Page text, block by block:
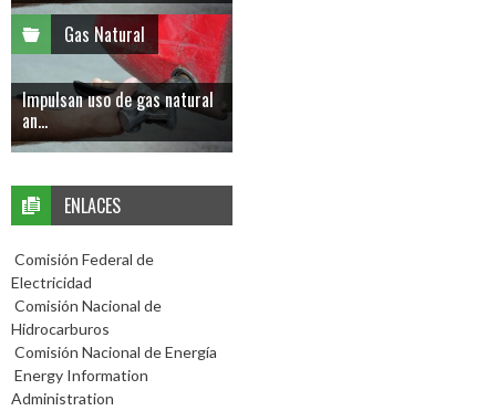
Gas Natural
Impulsan uso de gas natural
an...
ENLACES
Comisión Federal de
Electricidad
Comisión Nacional de
Hidrocarburos
Comisión Nacional de Energía
Energy Information
Administration